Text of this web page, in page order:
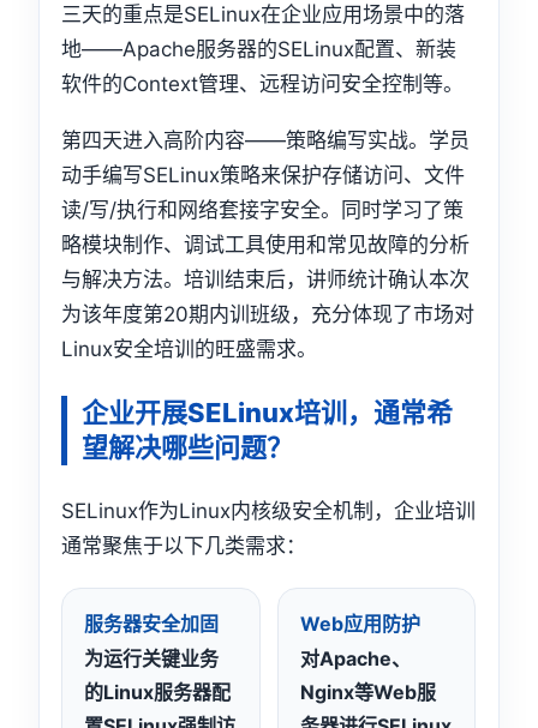
三天的重点是SELinux在企业应用场景中的落
地——Apache服务器的SELinux配置、新装
软件的Context管理、远程访问安全控制等。
第四天进入高阶内容——策略编写实战。学员
动手编写SELinux策略来保护存储访问、文件
读/写/执行和网络套接字安全。同时学习了策
略模块制作、调试工具使用和常见故障的分析
与解决方法。培训结束后，讲师统计确认本次
为该年度第20期内训班级，充分体现了市场对
Linux安全培训的旺盛需求。
企业开展SELinux培训，通常希
望解决哪些问题？
SELinux作为Linux内核级安全机制，企业培训
通常聚焦于以下几类需求：
服务器安全加固
为运行关键业务
的Linux服务器配
Web应用防护
对Apache、
Nginx等Web服